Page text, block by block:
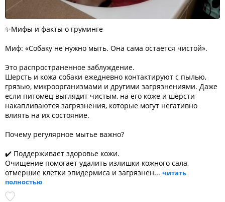
✨Мифы и факты о груминге
Миф: «Собаку не нужно мыть. Она сама остается чистой».
Это распространенное заблуждение.
Шерсть и кожа собаки ежедневно контактируют с пылью,
грязью, микроорганизмами и другими загрязнениями. Даже
если питомец выглядит чистым, на его коже и шерсти
накапливаются загрязнения, которые могут негативно
влиять на их состояние.
Почему регулярное мытье важно?
✔️ Поддерживает здоровье кожи.
Очищение помогает удалить излишки кожного сала,
отмершие клетки эпидермиса и загрязнен... читать
полностью